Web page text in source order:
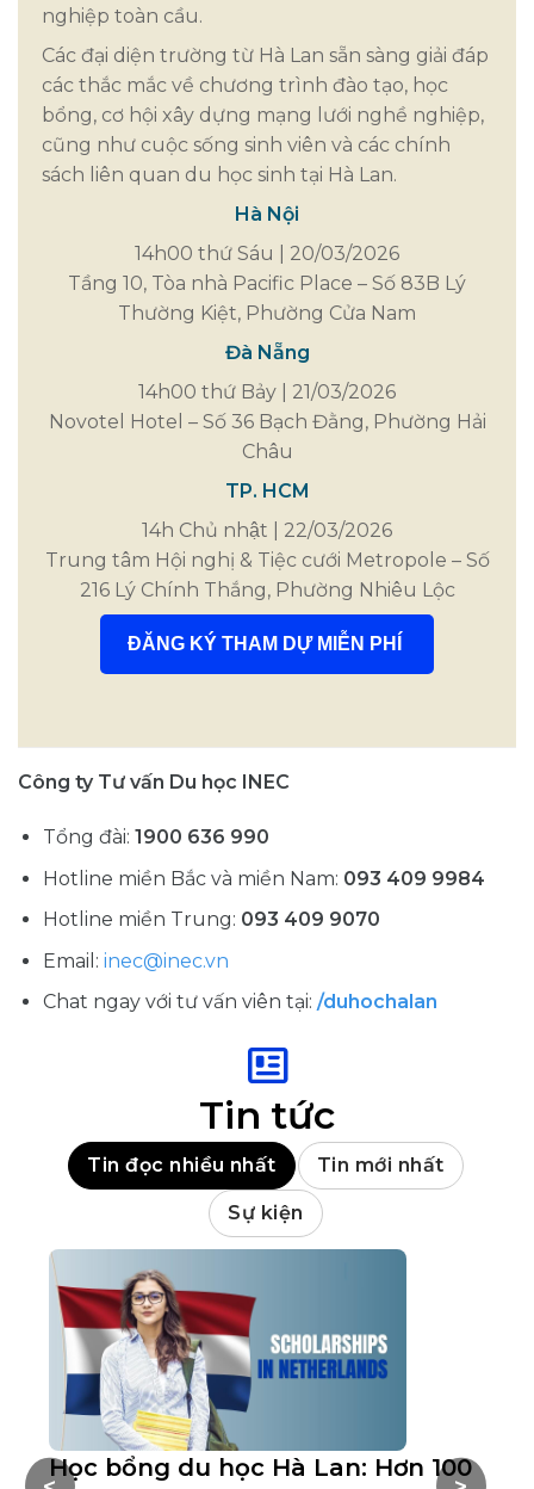
nghiệp toàn cầu.
Các đại diện trường từ Hà Lan sẵn sàng giải đáp
các thắc mắc về chương trình đào tạo, học
bổng, cơ hội xây dựng mạng lưới nghề nghiệp,
cũng như cuộc sống sinh viên và các chính
sách liên quan du học sinh tại Hà Lan.
Hà Nội
14h00 thứ Sáu | 20/03/2026
Tầng 10, Tòa nhà Pacific Place – Số 83B Lý
Thường Kiệt, Phường Cửa Nam
Đà Nẵng
14h00 thứ Bảy | 21/03/2026
Novotel Hotel – Số 36 Bạch Đằng, Phường Hải
Châu
TP. HCM
14h Chủ nhật | 22/03/2026
Trung tâm Hội nghị & Tiệc cưới Metropole – Số
216 Lý Chính Thắng, Phường Nhiêu Lộc
ĐĂNG KÝ THAM DỰ MIỄN PHÍ
Công ty Tư vấn Du học INEC
Tổng đài: 1900 636 990
Hotline miền Bắc và miền Nam: 093 409 9984
Hotline miền Trung: 093 409 9070
Email: inec@inec.vn
Chat ngay với tư vấn viên tại: /duhochalan
Tin tức
Tin đọc nhiều nhất Tin mới nhất
Sự kiện
Học bổng du học Hà Lan: Hơn 100